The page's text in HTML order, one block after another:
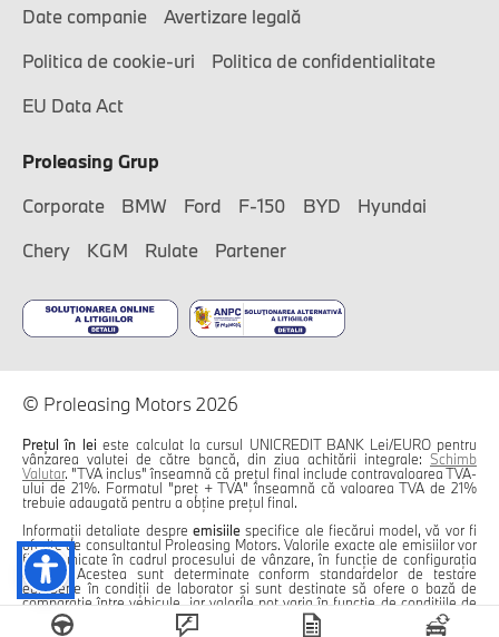
Date companie
Avertizare legală
Politica de cookie-uri
Politica de confidentialitate
EU Data Act
Proleasing Grup
Corporate
BMW Ford F-150 BYD
Hyundai
Chery
KGM Rulate Partener
© Proleasing Motors 2026
Prețul în lei este calculat la cursul UNICREDIT BANK Lei/EURO pentru
vânzarea valutei de către bancă, din ziua achitării integrale: Schimb
Valutar. "TVA inclus" înseamnă că prețul final include contravaloarea TVA-
ului de 21%. Formatul "preț + TVA" înseamnă că valoarea TVA de 21%
trebuie adaugată pentru a obține prețul final.
Informații detaliate despre emisiilespecifice ale fiecărui model, vă vor fi
oferite de consultantul Proleasing Motors. Valorile exacte ale emisiilor vor
fi comunicate în cadrul procesului de vânzare, în funcție de configurația
aleasă. Acestea sunt determinate conform standardelor de testare
europene în condiții de laborator și sunt destinate să ofere o bază de
comparație între vehicule, iar valorile pot varia în funcție de condițiile de
conducere, stilul de condus, încărcătura vehiculului și alți factori.